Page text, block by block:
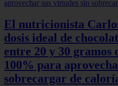
El nutricionista
dosis ideal de
entre 20 y 30 gramos
100% para
sobrecargar de